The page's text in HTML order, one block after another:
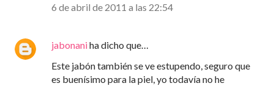
6 de abril de 2011 a las 22:54
jabonaniha dicho que…
Este jabón también se ve estupendo, seguro que
es buenísimo para la piel, yo todavía no he